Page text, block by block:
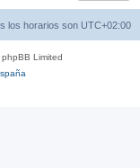
los horarios son UTC+02:00
Limited